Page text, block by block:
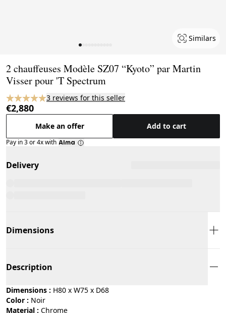
Similars
2 chauffeuses Modèle SZ07 “Kyoto” par Martin
Visser pour 'T Spectrum
3 reviews for this seller
€2,880
Make an offer Add to cart
Pay in 3 or 4x with
Delivery
Dimensions
Description
Dimensions : H80 x W75 x D68
Color :
noir
Material :
chrome